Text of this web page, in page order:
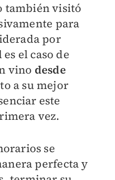
también visitó
para
por
es el caso de
vino desde
a su mejor
este
vez.
se
perfecta y